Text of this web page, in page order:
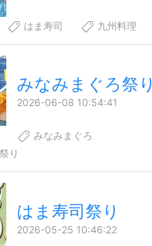
はま寿司 九州料理
みなみまぐろ祭り
2026-06-08 10:54:41
みなみまぐろ
り
はま寿司祭り
2026-05-25 10:46:22